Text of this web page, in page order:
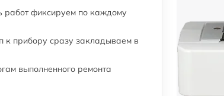
работ фиксируем по каждому
к прибору сразу закладываем в
выполненного ремонта